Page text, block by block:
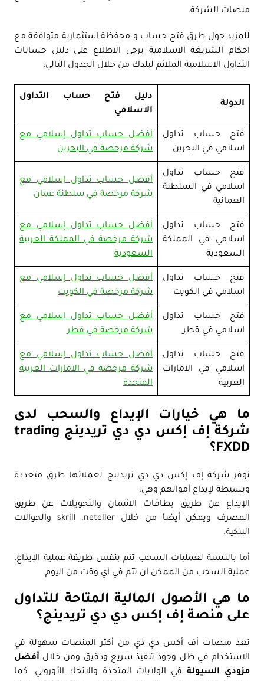
منصات الشركة.
للمزيد حول طرق فتح حساب و محفظة استثمارية متوافقة مع
احكام الشريغة الاسلامية يرجى الاطلاع على دليل حسابات
التداول الاسلامية الملائم لبلدك من خلال الجدول التالي:
الدولة
دليل فتح حساب التداول
الاسلامي
فتح حساب تداول
اسلامي في البحرين
أفضل حساب تداول إسلامي مع
شركة مرخصة في البحرين
فتح حساب تداول
اسلامي في السلطنة
العمانية
أفضل حساب تداول إسلامي مع
شركة مرخصة في سلطنة عمان
فتح حساب تداول
اسلامي في المملكة
السعودية
أفضل حساب تداول إسلامي مع
شركة مرخصة في المملكة العربية
السعودية
فتح حساب تداول
اسلامي في الكويت
أفضل حساب تداول إسلامي مع
شركة مرخصة في الكويت
فتح حساب تداول
اسلامي في قطر
أفضل حساب تداول إسلامي مع
شركة مرخصة في قطر
فتح حساب تداول
اسلامي في الامارات
العربية
أفضل حساب تداول إسلامي مع
شركة مرخصة في الامارات العربية
المتحدة
ما هي خيارات الإيداع والسحب لدى
شركة إف إكس دي دي تريدينج trading
FXDD؟
توفر شركة إف إكس دي دي تريدينج لعملائها طرق متعددة
وبسيطة لإيداع أموالهم وهي:
الإيداع عن طريق بطاقات الائتمان والتحويلات عن طريق
المصرف ويمكن أيضاً من خلال skrill ،neteller والحوالات
البنكية.
أما بالنسبة لعمليات السحب تتم بنفس طريقة عملية الإيداع.
عملية السحب من الممكن أن تتم في أي وقت من اليوم.
ما هي الأصول المالية المتاحة للتداول
على منصة إف إكس دي دي تريدينج؟
تعد منصات أف أكس دي دي من أكثر المنصات سهولة في
الاستخدام في ظل وجود تنفيذ سريع ودقيق ومن خلال أفضل
مزودي السيولةفي الولايات المتحدة والاتحاد الأوروبي. كما